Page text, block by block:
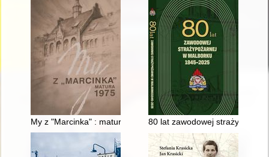
My z "Marcinka" : matura 1975 80 lat zawodowej straży